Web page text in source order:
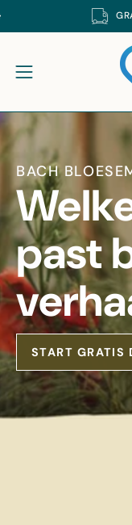
naar
DE SUPPLEMENTEN VAN
Navigatiemenu
BACH
past
START GRATIS